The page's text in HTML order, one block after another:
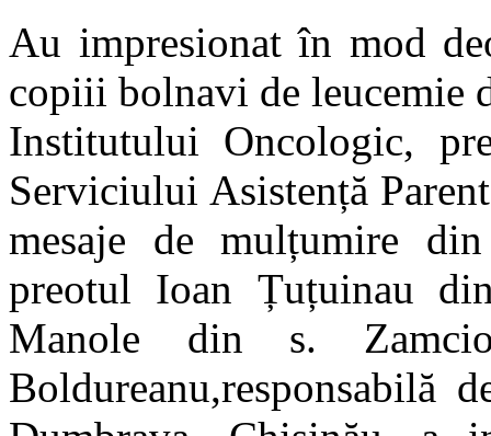
Au impresionat în mod
copiii bolnavi de leucemie
Institutului Oncologic,
Serviciului Asistență
mesaje de mulțumire
preotul Ioan Țuțuinau
Manole din s.
Boldureanu,responsabilă